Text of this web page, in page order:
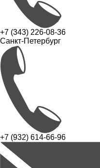
+7 (343) 226-08-36
Санкт-Петербург
+7 (932) 614-66-96